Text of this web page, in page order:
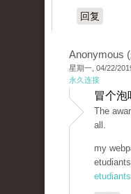
回复
Anonymous
星期一, 04/22/
永久连接
冒个
The
all.
my